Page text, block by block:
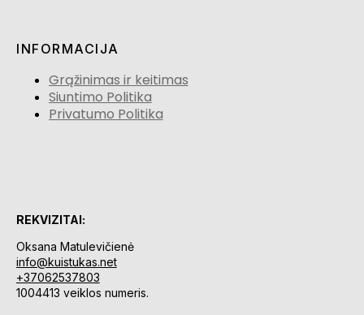
INFORMACIJA
Grąžinimas ir keitimas
Siuntimo Politika
Privatumo Politika
REKVIZITAI:
Oksana Matulevičienė
info@kuistukas.net
+37062537803
1004413 veiklos numeris.